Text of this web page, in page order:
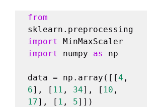
from
import
import
numpy as np
data = np.array([[4
6], [ 11 , 34], [ 10
17], [ 1 , 5]])